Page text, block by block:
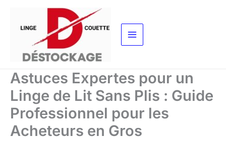
contenu
Astuces Expertes pour un
Linge de Lit Sans Plis : Guide
Professionnel pour les
Acheteurs en Gros